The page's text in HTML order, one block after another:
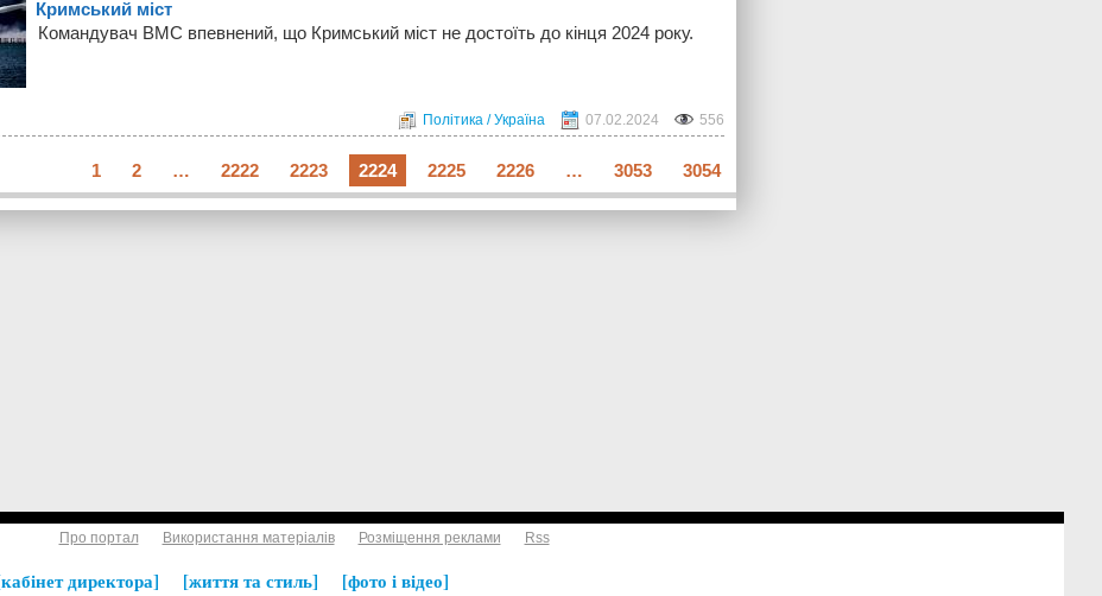
Кримський міст
Командувач ВМС впевнений, що Кримський міст не достоїть до кінця 2024 року.
Політика / Україна 07.02.2024 556
1 2 … 2222 2223 2224 2225 2226 … 3053 3054
Про портал Використання матеріалів Розміщення реклами Rss
кабінет директора життя та стиль фото і відео